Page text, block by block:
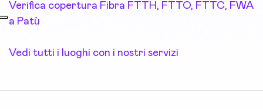
Verifica copertura Fibra FTTH, FTTO, FTTC, FWA
a Patù
Vedi tutti i luoghi con i nostri servizi